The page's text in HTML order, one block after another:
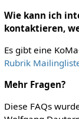
Wie kann ich
kontaktieren,
Es gibt eine
Rubrik
Mehr Fragen?
Diese FAQs